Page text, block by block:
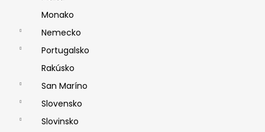
Monako
Nemecko
Portugalsko
Rakúsko
San Maríno
Slovensko
Slovinsko